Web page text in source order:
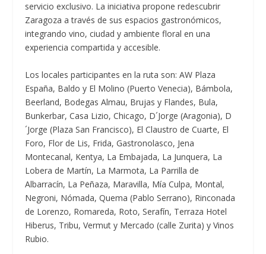
servicio exclusivo. La iniciativa propone redescubrir
Zaragoza a través de sus espacios gastronómicos,
integrando vino, ciudad y ambiente floral en una
experiencia compartida y accesible.
Los locales participantes en la ruta son: AW Plaza
España, Baldo y El Molino (Puerto Venecia), Bámbola,
Beerland, Bodegas Almau, Brujas y Flandes, Bula,
Bunkerbar, Casa Lizio, Chicago, D´Jorge (Aragonia), D
´Jorge (Plaza San Francisco), El Claustro de Cuarte, El
Foro, Flor de Lis, Frida, Gastronolasco, Jena
Montecanal, Kentya, La Embajada, La Junquera, La
Lobera de Martín, La Marmota, La Parrilla de
Albarracín, La Peñaza, Maravilla, Mía Culpa, Montal,
Negroni, Nómada, Quema (Pablo Serrano), Rinconada
de Lorenzo, Romareda, Roto, Serafín, Terraza Hotel
Hiberus, Tribu, Vermut y Mercado (calle Zurita) y Vinos
Rubio.